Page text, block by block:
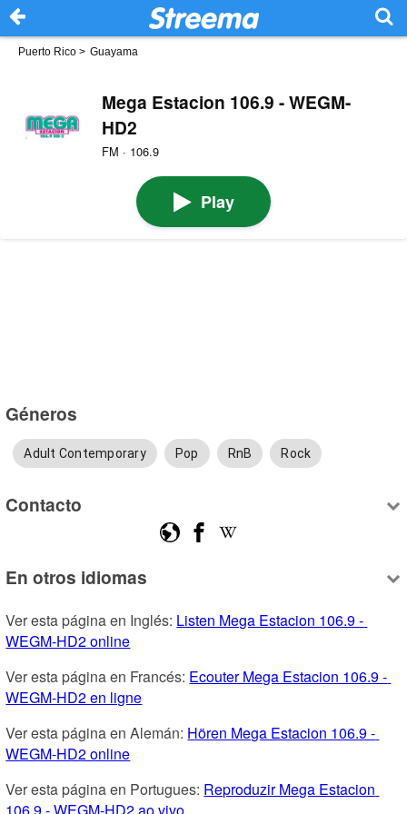
Puerto Rico > Guayama
Mega Estacion 106.9 - WEGM-
HD2
FM · 106.9
Play
Géneros
Adult Contemporary Pop RnB Rock
Contacto
En otros idiomas
Ver esta página en Inglés: Listen Mega Estacion 106.9 -
WEGM-HD2 online
Ver esta página en Francés: Ecouter Mega Estacion 106.9 -
WEGM-HD2 en ligne
Ver esta página en Alemán: Hören Mega Estacion 106.9 -
WEGM-HD2 online
Ver esta página en Portugues: Reproduzir Mega Estacion
106.9 - WEGM-HD2 ao vivo